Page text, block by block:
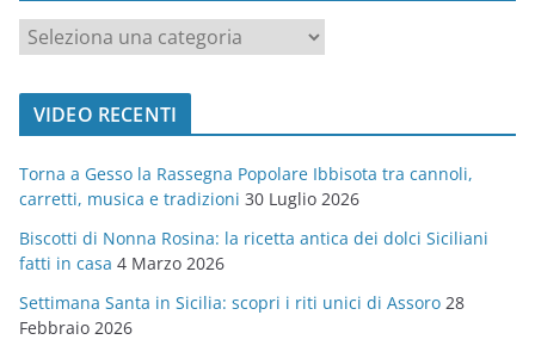
a
t
o
r
i
e
VIDEO RECENTI
Torna a Gesso la Rassegna Popolare Ibbisota tra cannoli,
carretti, musica e tradizioni 30 Luglio 2026
Biscotti di Nonna Rosina: la ricetta antica dei dolci Siciliani
fatti in casa 4 Marzo 2026
Settimana Santa in Sicilia: scopri i riti unici di Assoro 28
Febbraio 2026